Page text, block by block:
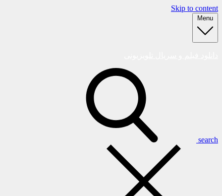
Skip to content
Menu
search